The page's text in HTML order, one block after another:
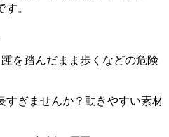
。
を踏んだまま歩くなどの危険
すぎませんか？動きやすい素材